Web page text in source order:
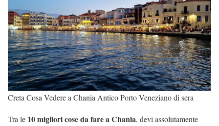
Creta Cosa Vedere a Chania Antico Porto Veneziano di sera
Tra le 10 migliori cose da fare a Chania, devi assolutamente